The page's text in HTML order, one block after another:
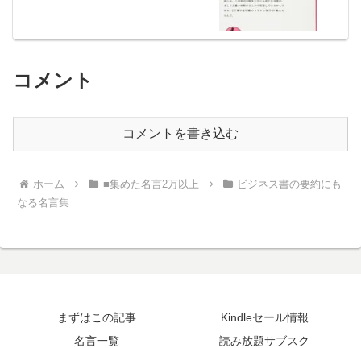
コメント
コメントを書き込む
ホーム ■集めた名言2万以上
ビジネス書の要約にも
なる名言集
まずはこの記事
Kindleセール情報
名言一覧
読み放題サブスク